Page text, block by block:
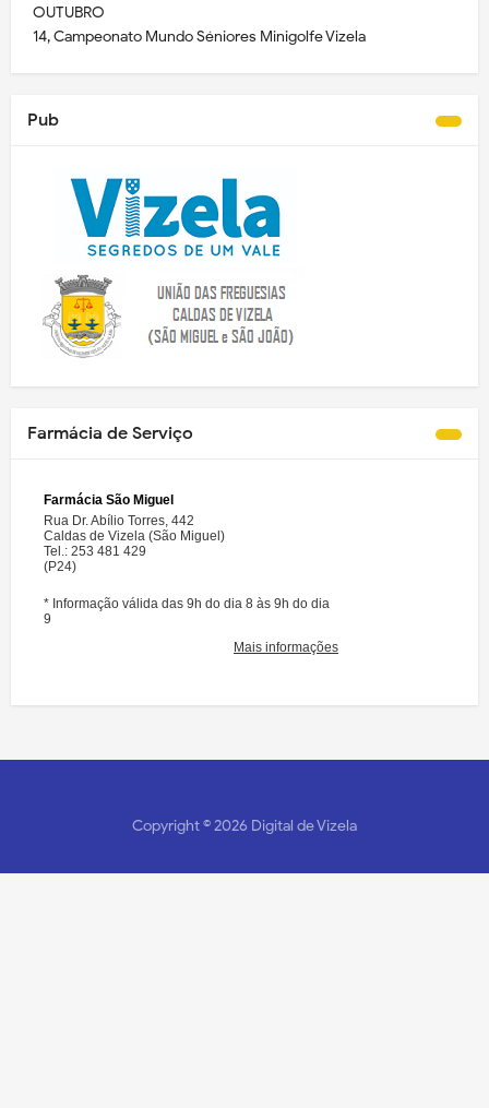
OUTUBRO
14, Campeonato Mundo Séniores Minigolfe Vizela
Pub
Farmácia de Serviço
Copyright ©2026 Digital de Vizela